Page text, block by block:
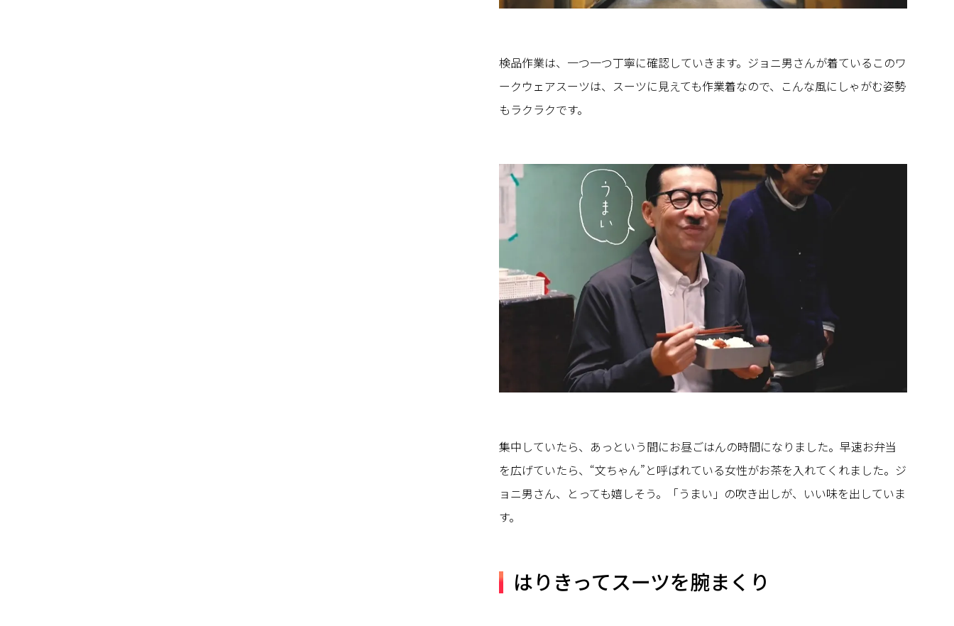
検品作業は、一つ一つ丁寧に確認していきます。ジョニ男さんが着ているこのワ
ークウェアスーツは、スーツに見えても作業着なので、こんな風にしゃがむ姿勢
もラクラクです。
集中していたら、あっという間にお昼ごはんの時間になりました。早速お弁当
を広げていたら、“文ちゃん”と呼ばれている女性がお茶を入れてくれました。ジ
ョニ男さん、とっても嬉しそう。「うまい」の吹き出しが、いい味を出していま
す。
はりきってスーツを腕まくり